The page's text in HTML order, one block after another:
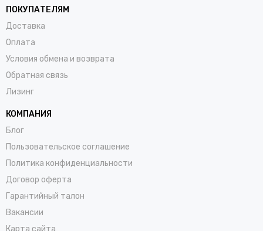
ПОКУПАТЕЛЯМ
Доставка
Оплата
Условия обмена и возврата
Обратная связь
Лизинг
КОМПАНИЯ
Блог
Пользовательское соглашение
Политика конфиденциальности
Договор оферта
Гарантийный талон
Вакансии
Карта сайта